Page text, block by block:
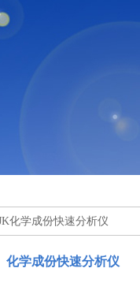
化学成份快速分析仪
化学成份快速分析仪